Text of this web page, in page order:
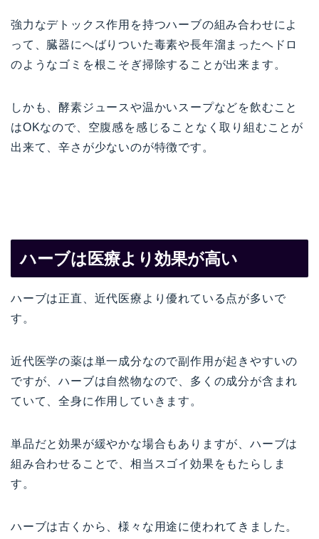
強力なデトックス作用を持つハーブの組み合わせによ
って、臓器にへばりついた毒素や長年溜まったヘドロ
のようなゴミを根こそぎ掃除することが出来ます。
しかも、酵素ジュースや温かいスープなどを飲むこと
はOKなので、空腹感を感じることなく取り組むことが
出来て、辛さが少ないのが特徴です。
ハーブは医療より効果が高い
ハーブは正直、近代医療より優れている点が多いで
す。
近代医学の薬は単一成分なので副作用が起きやすいの
ですが、ハーブは自然物なので、多くの成分が含まれ
ていて、全身に作用していきます。
単品だと効果が緩やかな場合もありますが、ハーブは
組み合わせることで、相当スゴイ効果をもたらしま
す。
ハーブは古くから、様々な用途に使われてきました。